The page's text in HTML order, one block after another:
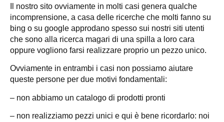
Il nostro sito ovviamente in molti casi genera qualche
incomprensione, a casa delle ricerche che molti fanno su
bing o su google approdano spesso sui nostri siti utenti
che sono alla ricerca magari di una spilla a loro cara
oppure vogliono farsi realizzare proprio un pezzo unico.
Ovviamente in entrambi i casi non possiamo aiutare
queste persone per due motivi fondamentali:
– non abbiamo un catalogo di prodotti pronti
– non realizziamo pezzi unici e qui è bene ricordarlo: noi